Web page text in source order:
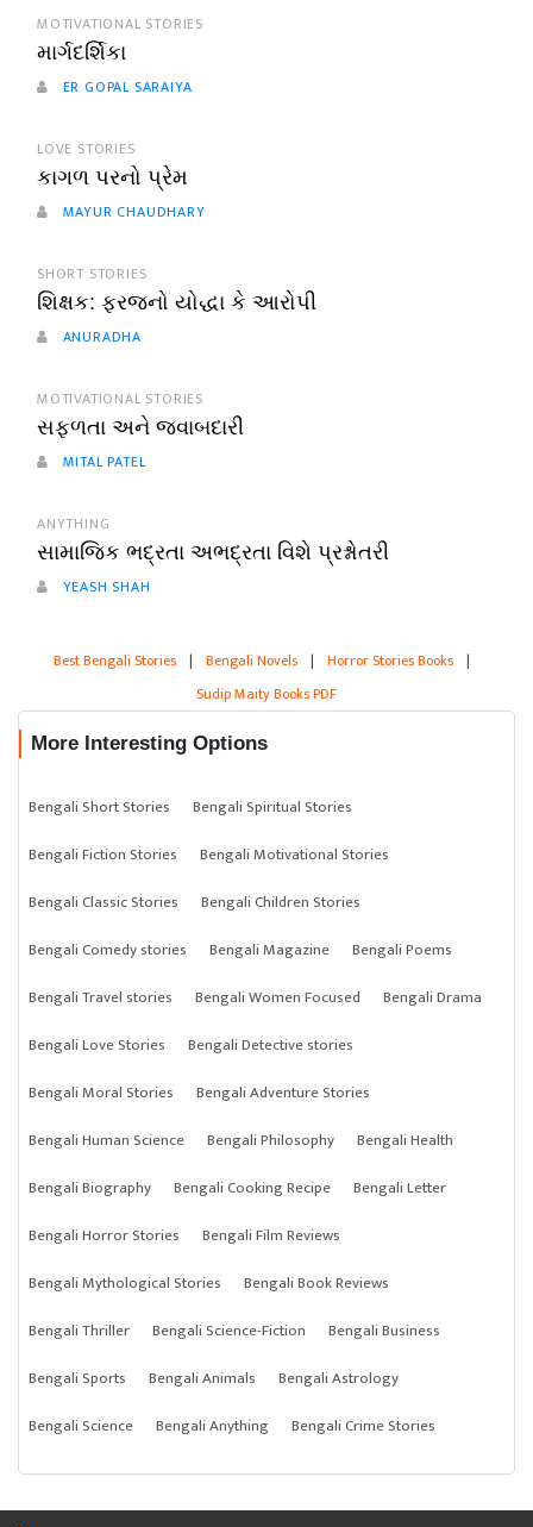
MOTIVATIONAL STORIES
માર્ગદર્શિકા
ER GOPAL SARAIYA
LOVE STORIES
કાગળ પરનો પ્રેમ
MAYUR CHAUDHARY
SHORT STORIES
શિક્ષક: ફરજનો યોદ્ધા કે આરોપી
ANURADHA
MOTIVATIONAL STORIES
સફળતા અને જવાબદારી
MITAL PATEL
ANYTHING
સામાજિક ભદ્રતા અભદ્રતા વિશે પ્રશ્નોતરી
YEASH SHAH
Best Bengali Stories | Bengali Novels | Horror Stories Books |
Sudip Maity Books PDF
More Interesting Options
Bengali Short Stories
Bengali Spiritual Stories
Bengali Fiction Stories
Bengali Motivational Stories
Bengali Classic Stories
Bengali Children Stories
Bengali Comedy stories
Bengali Magazine
Bengali Poems
Bengali Travel stories
Bengali Women Focused
Bengali Drama
Bengali Love Stories
Bengali Detective stories
Bengali Moral Stories
Bengali Adventure Stories
Bengali Human Science
Bengali Philosophy
Bengali Health
Bengali Biography
Bengali Cooking Recipe
Bengali Letter
Bengali Horror Stories
Bengali Film Reviews
Bengali Mythological Stories
Bengali Book Reviews
Bengali Thriller
Bengali Science-Fiction
Bengali Business
Bengali Sports
Bengali Animals
Bengali Astrology
Bengali Science
Bengali Anything Bengali Crime Stories